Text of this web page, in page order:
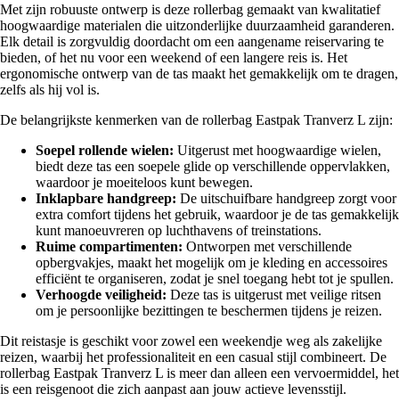
Met zijn robuuste ontwerp is deze rollerbag gemaakt van kwalitatief
hoogwaardige materialen die uitzonderlijke duurzaamheid garanderen.
Elk detail is zorgvuldig doordacht om een aangename reiservaring te
bieden, of het nu voor een weekend of een langere reis is. Het
ergonomische ontwerp van de tas maakt het gemakkelijk om te dragen,
zelfs als hij vol is.
De belangrijkste kenmerken van de rollerbag Eastpak Tranverz L zijn:
Soepel rollende wielen: Uitgerust met hoogwaardige wielen,
biedt deze tas een soepele glide op verschillende oppervlakken,
waardoor je moeiteloos kunt bewegen.
Inklapbare handgreep: De uitschuifbare handgreep zorgt voor
extra comfort tijdens het gebruik, waardoor je de tas gemakkelijk
kunt manoeuvreren op luchthavens of treinstations.
Ruime compartimenten: Ontworpen met verschillende
opbergvakjes, maakt het mogelijk om je kleding en accessoires
efficiënt te organiseren, zodat je snel toegang hebt tot je spullen.
Verhoogde veiligheid: Deze tas is uitgerust met veilige ritsen
om je persoonlijke bezittingen te beschermen tijdens je reizen.
Dit reistasje is geschikt voor zowel een weekendje weg als zakelijke
reizen, waarbij het professionaliteit en een casual stijl combineert. De
rollerbag Eastpak Tranverz L is meer dan alleen een vervoermiddel, het
is een reisgenoot die zich aanpast aan jouw actieve levensstijl.